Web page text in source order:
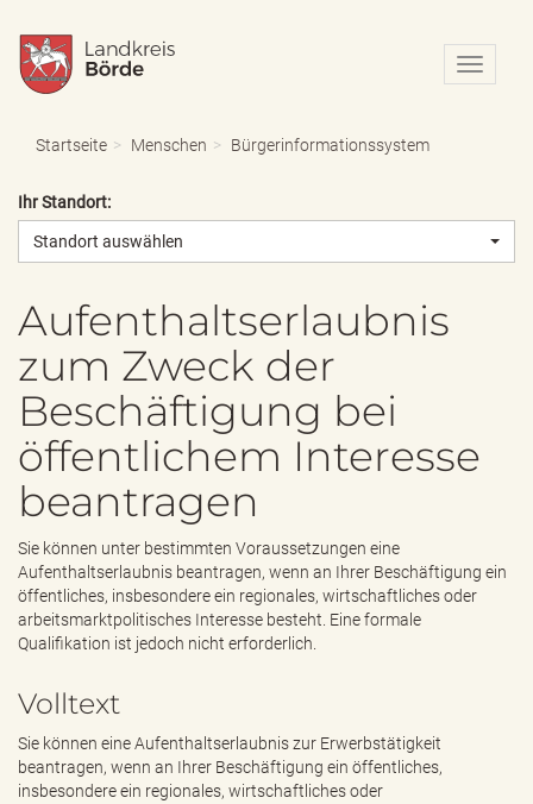
N
a
o
u
s
n
d
Startseite Menschen Bürgerinformationssystem
Ihr Standort:
Standort auswählen
Aufenthaltserlaubnis
zum Zweck der
Beschäftigung bei
öffentlichem Interesse
beantragen
Sie können unter bestimmten Voraussetzungen eine
Aufenthaltserlaubnis beantragen, wenn an Ihrer Beschäftigung ein
öffentliches, insbesondere ein regionales, wirtschaftliches oder
arbeitsmarktpolitisches Interesse besteht. Eine formale
Qualifikation ist jedoch nicht erforderlich.
Volltext
Sie können eine Aufenthaltserlaubnis zur Erwerbstätigkeit
beantragen, wenn an Ihrer Beschäftigung ein öffentliches,
insbesondere ein regionales, wirtschaftliches oder